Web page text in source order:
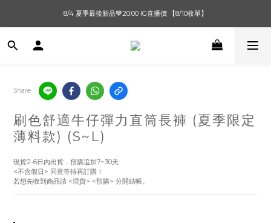
單筆滿$1000【先付款】 / 滿$2000【超取付款】 🚚免運費
8/4 夏季最後新品💙20:00 IG直播價 【8/10收單】
單筆滿$1000【先付款】 / 滿$2000【超取付款】 🚚免運費
Share
刷色舒適牛仔彈力直筒長褲 (夏季限定
薄料款) (S~L)
現貨2-6日內出貨．預購追加7~30天
<不含假日> 同意等待再訂購！
若想先收到商品請 <現貨> <預購> 分開結帳。